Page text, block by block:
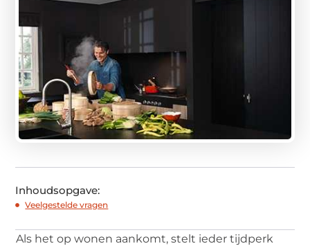
Inhoudsopgave:
Veelgestelde vragen
Als het op wonen aankomt, stelt ieder tijdperk